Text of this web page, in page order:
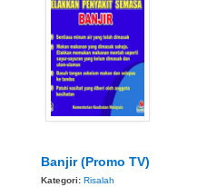
Banjir (Promo TV)
Kategori: Risalah